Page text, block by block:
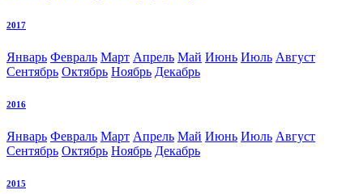
2017
Январь Февраль Март Апрель Май Июнь Июль Август
Сентябрь Октябрь Ноябрь Декабрь
2016
Январь Февраль Март Апрель Май Июнь Июль Август
Сентябрь Октябрь Ноябрь Декабрь
2015